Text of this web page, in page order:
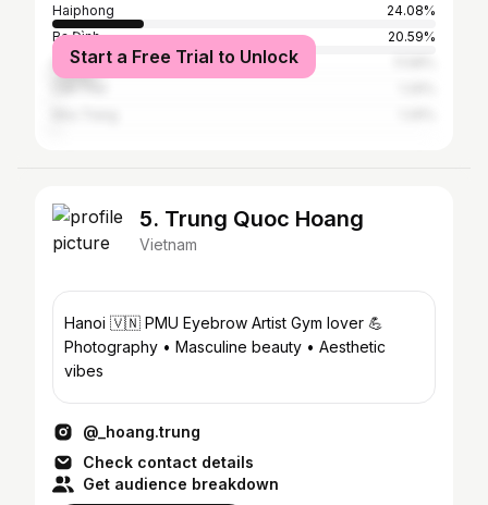
Haiphong
24.08%
Ba Đình
20.59%
Ho Chi Minh City
Start a Free Trial to Unlock
5. Trung Quoc Hoang
Vietnam
Hanoi 🇻🇳 PMU Eyebrow Artist Gym lover 💪
Photography • Masculine beauty • Aesthetic
vibes
@_hoang.trung
Check contact details
Get audience breakdown